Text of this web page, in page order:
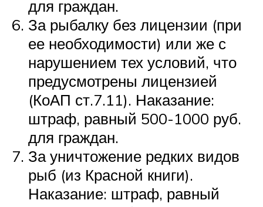
для граждан.
За рыбалку без лицензии (при
ее необходимости) или же с
нарушением тех условий, что
предусмотрены лицензией
(КоАП ст.7.11). Наказание:
штраф, равный 500-1000 руб.
для граждан.
За уничтожение редких видов
рыб (из Красной книги).
Наказание: штраф, равный